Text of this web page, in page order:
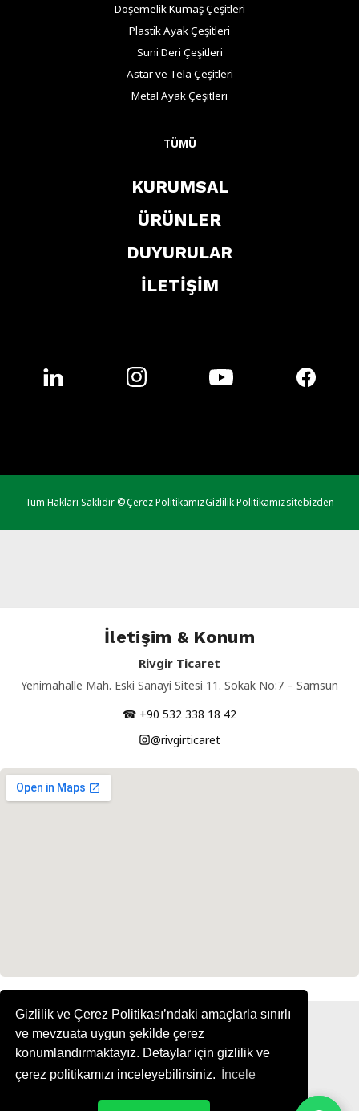
Gizlilik ve Çerez Politikası’ndaki amaçlarla sınırlı
ve mevzuata uygun şekilde çerez
konumlandırmaktayız. Detaylar için gizlilik ve
çerez politikamızı inceleyebilirsiniz.
İncele
Döşemelik Kumaş Çeşitleri
Plastik Ayak Çeşitleri
Suni Deri Çeşitleri
Astar ve Tela Çeşitleri
Metal Ayak Çeşitleri
TÜMÜ
KURUMSAL
ÜRÜNLER
DUYURULAR
İLETİŞİM
Tüm Hakları Saklıdır ©Çerez PolitikamızGizlilik Politikamızsitebizden
İletişim & Konum
Rivgir Ticaret
Yenimahalle Mah. Eski Sanayi Sitesi 11. Sokak No:7 – Samsun
☎ +90 532 338 18 42
@rivgirticaret